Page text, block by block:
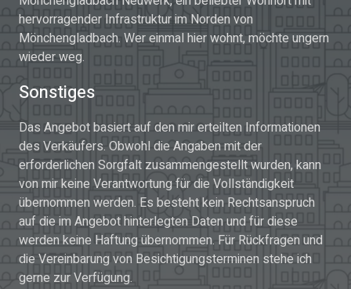
hervorragender Infrastruktur im Norden von
Mönchengladbach. Wer einmal hier wohnt, möchte ungern
wieder weg.
Sonstiges
Das Angebot basiert auf den mir erteilten Informationen
des Verkäufers. Obwohl die Angaben mit der
erforderlichen Sorgfalt zusammengestellt wurden, kann
von mir keine Verantwortung für die Vollständigkeit
übernommen werden. Es besteht kein Rechtsanspruch
auf die im Angebot hinterlegten Daten und für diese
werden keine Haftung übernommen. Für Rückfragen und
die Vereinbarung von Besichtigungsterminen stehe ich
gerne zur Verfügung.